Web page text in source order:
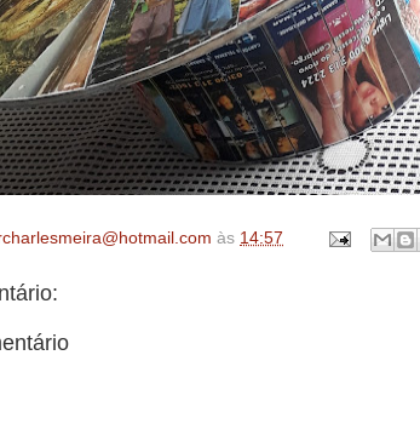
às 14:57